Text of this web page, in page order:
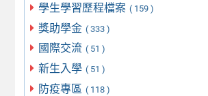
學生學習歷程檔案 ( 159 )
獎助學金 ( 333 )
國際交流 ( 51 )
新生入學 ( 51 )
防疫專區 ( 118 )